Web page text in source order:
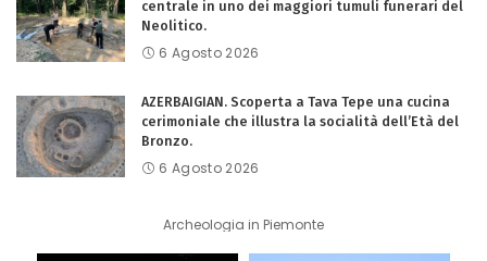
centrale in uno dei maggiori tumuli funerari del
Neolitico.
6 Agosto 2026
AZERBAIGIAN. Scoperta a Tava Tepe una cucina
cerimoniale che illustra la socialità dell’Età del
Bronzo.
6 Agosto 2026
Archeologia in Piemonte